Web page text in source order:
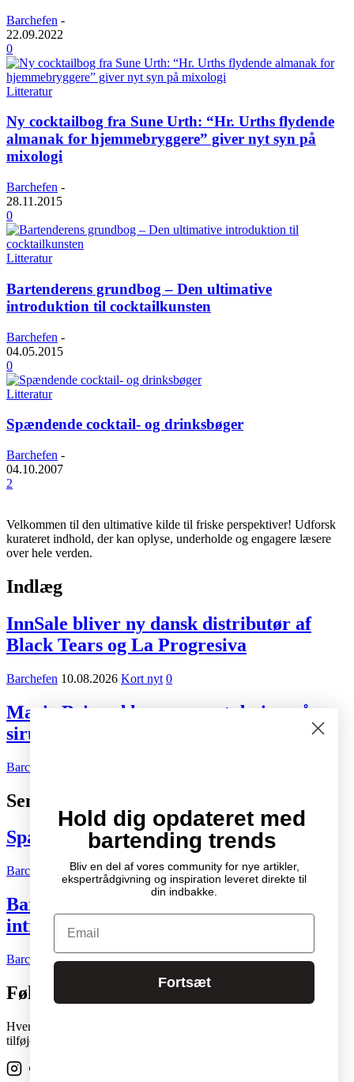
Barchefen -
22.09.2022
0
Litteratur
Ny cocktailbog fra Sune Urth: “Hr. Urths flydende
almanak for hjemmebryggere” giver nyt syn på
mixologi
Barchefen -
28.11.2015
0
Litteratur
Bartenderens grundbog – Den ultimative
introduktion til cocktailkunsten
Barchefen -
04.05.2015
0
Litteratur
Spændende cocktail- og drinksbøger
Barchefen -
04.10.2007
2
Velkommen til den ultimative kilde til friske perspektiver! Udforsk
kurateret indhold, der kan oplyse, underholde og engagere læsere
over hele verden.
Indlæg
InnSale bliver ny dansk distributør af
Black Tears og La Progresiva
Barchefen 10.08.2026 Kort nyt 0
Marie Brizard lancerer nyt design på
sirupflaskerne
Barchefen
Seneste indlæg
Spændende cocktail- og drinksbøger
Barchefen 04.10.2007 Litteratur 2
Bartenderens grundbog – Den ultimative
introduktion til cocktailkunsten
Barchefen 04.05.2015Litteratur 0
Følg os
Hver skabelon i vores stadigt voksende studiobibliotek kan nemt
tilføjes og flyttes rundt på enhver side med et enkelt klik.
Hold dig opdateret med
bartending trends
Bliv en del af vores community for nye artikler,
ekspertrådgivning og inspiration leveret direkte til
din indbakke.
Email
Fortsæt